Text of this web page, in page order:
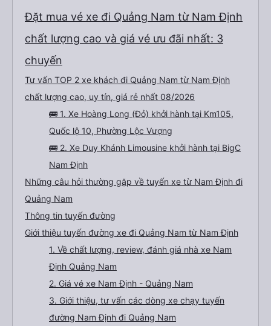
Đặt mua vé xe đi Quảng Nam từ Nam Định
chất lượng cao và giá vé ưu đãi nhất: 3
chuyến
Tư vấn TOP 2 xe khách đi Quảng Nam từ Nam Định
chất lượng cao, uy tín, giá rẻ nhất 08/2026
🚌 1. Xe Hoàng Long (Đỏ) khởi hành tại Km105,
Quốc lộ 10, Phường Lộc Vượng
🚌 2. Xe Duy Khánh Limousine khởi hành tại BigC
Nam Định
Những câu hỏi thường gặp về tuyến xe từ Nam Định đi
Quảng Nam
Thông tin tuyến đường
Giới thiệu tuyến đường xe đi Quảng Nam từ Nam Định
1. Về chất lượng, review, đánh giá nhà xe Nam
Định Quảng Nam
2. Giá vé xe Nam Định - Quảng Nam
3. Giới thiệu, tư vấn các dòng xe chạy tuyến
đường Nam Định đi Quảng Nam